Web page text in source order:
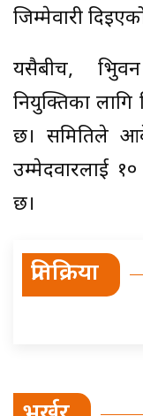
जिम्मेवारी
यसैबीच,
नियुक्तिका
छ। समितिले
उम्मेदवारलाई
छ।
प्रतिक्रिया